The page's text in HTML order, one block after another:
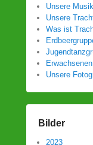
Unsere Musik
Unsere
Was ist
Unsere
Bilder
2023